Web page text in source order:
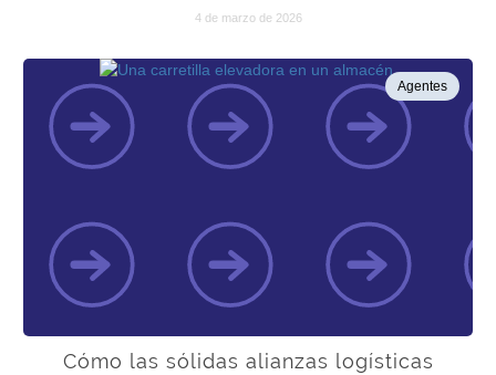
4 de marzo de 2026
Agentes
Cómo las sólidas alianzas logísticas